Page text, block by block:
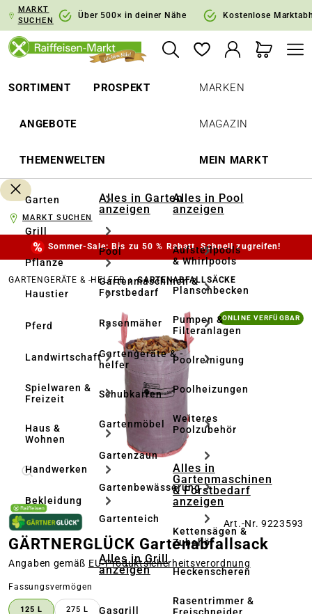
Zur Hauptnavigation springen
MARKT
SUCHEN
Über 500× in deiner Nähe Kostenlose
SORTIMENT PROSPEKT
ANGEBOTE
THEMENWELTEN
MARKEN
MAGAZIN
MEIN MARKT
Garten
Grill
Pflanze
Haustier
Pferd
Landwirtschaft
Spielwaren &
Freizeit
Haus &
Wohnen
Handwerken
Bekleidung
Alles in Garten
anzeigen
Pool
Gartenmaschinen &
Forstbedarf
Rasenmäher
Gartengeräte & -
helfer
Schubkarren
Gartenmöbel
Gartenzaun
Gartenbewässerung
Gartenteich
Alles in Grill
anzeigen
Gasgrill
Alles in Pool
anzeigen
Aufstellpools
& Whirlpools
Planschbecken
Pumpen &
Filteranlagen
Poolreinigung
Poolheizungen
Weiteres
Poolzubehör
Alles in
Gartenmaschinen
& Forstbedarf
anzeigen
Kettensägen &
Zubehör
Heckenscheren
Rasentrimmer &
MARKT SUCHEN
Sommer-Sale: Bis zu 50 % Rabatt. Schnell zugreifen!
GARTENGERÄTE & -HELFER GARTENABFALLSÄCKE
Bildergalerie überspringen ONLINE VERFÜGBAR
Art.-Nr. 9223593
GÄRTNERGLÜCK Gartenabfallsack
Angaben gemäß EU‑Produktsicherheitsverordnung
Fassungsvermögen
125 L 275 L